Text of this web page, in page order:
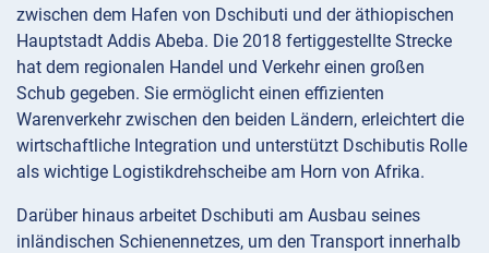
zwischen dem Hafen von Dschibuti und der äthiopischen
Hauptstadt Addis Abeba. Die 2018 fertiggestellte Strecke
hat dem regionalen Handel und Verkehr einen großen
Schub gegeben. Sie ermöglicht einen effizienten
Warenverkehr zwischen den beiden Ländern, erleichtert die
wirtschaftliche Integration und unterstützt Dschibutis Rolle
als wichtige Logistikdrehscheibe am Horn von Afrika.
Darüber hinaus arbeitet Dschibuti am Ausbau seines
inländischen Schienennetzes, um den Transport innerhalb